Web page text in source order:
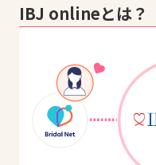
IBJ onlineとは？